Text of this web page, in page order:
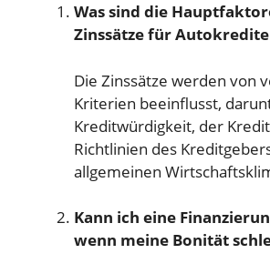
Was sind die
Zinssätze für
Die Zinssätze werden von
Kriterien beeinflusst,
Kreditwürdigkeit, der
Richtlinien des
allgemeinen
Kann ich eine
wenn meine Bonität